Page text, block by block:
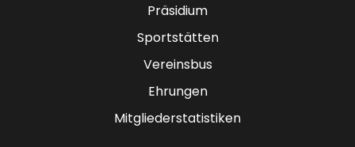
Präsidium
Sportstätten
Vereinsbus
Ehrungen
Mitgliederstatistiken